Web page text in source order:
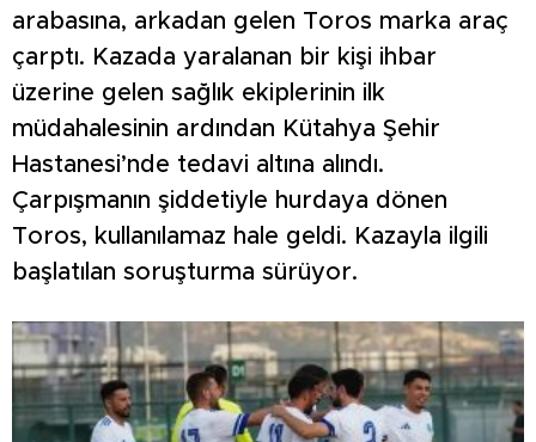
arabasına, arkadan gelen Toros marka araç
çarptı. Kazada yaralanan bir kişi ihbar
üzerine gelen sağlık ekiplerinin ilk
müdahalesinin ardından Kütahya Şehir
Hastanesi’nde tedavi altına alındı.
Çarpışmanın şiddetiyle hurdaya dönen
Toros, kullanılamaz hale geldi. Kazayla ilgili
başlatılan soruşturma sürüyor.